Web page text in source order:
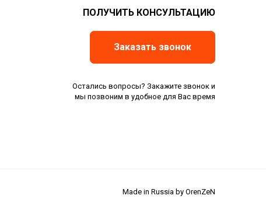
ПОЛУЧИТЬ КОНСУЛЬТАЦИЮ
Заказать звонок
Остались вопросы? Закажите звонок и
мы позвоним в удобное для Вас время
Made in Russia by OrenZeN